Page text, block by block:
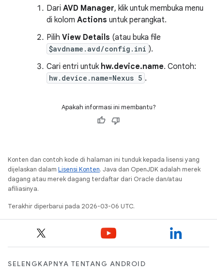
Dari AVD Manager, klik untuk membuka menu
di kolom Actions untuk perangkat.
Pilih View Details (atau buka file
$avdname.avd/config.ini ).
Cari entri untuk hw.device.name. Contoh:
hw.device.name=Nexus 5 .
Apakah informasi ini membantu?
Konten dan contoh kode di halaman ini tunduk kepada lisensi yang
dijelaskan dalam Lisensi Konten. Java dan OpenJDK adalah merek
dagang atau merek dagang terdaftar dari Oracle dan/atau
afiliasinya.
Terakhir diperbarui pada 2026-03-06 UTC.
SELENGKAPNYA TENTANG ANDROID